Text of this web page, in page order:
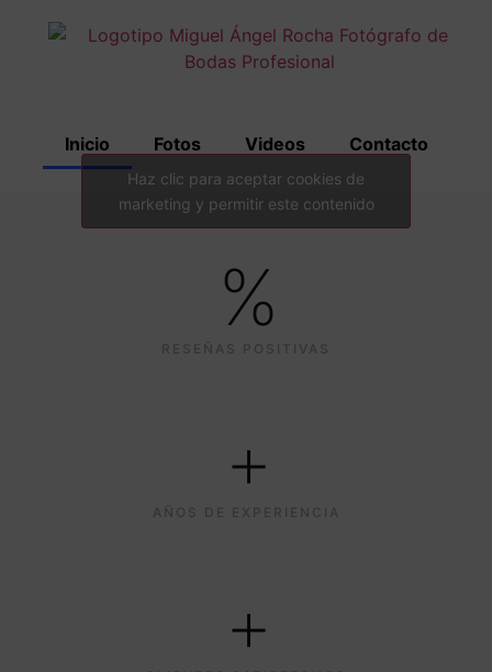
Inicio Fotos Videos Contacto
Haz clic para aceptar cookies de
marketing y permitir este contenido
%
+
+